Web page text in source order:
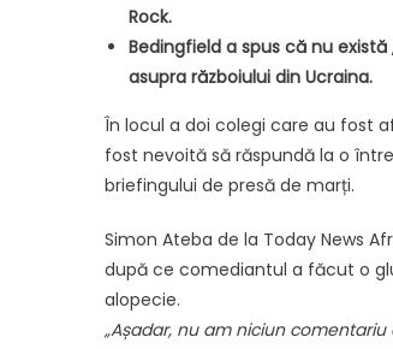
Rock.
Bedingfield a spus că nu
asupra războiului din Ucraina.
În locul a doi colegi care au fost
fost nevoită să răspundă la o
briefingului de presă de marți.
Simon Ateba de la Today News
după ce comediantul a făcut o
alopecie.
„Așadar, nu am niciun